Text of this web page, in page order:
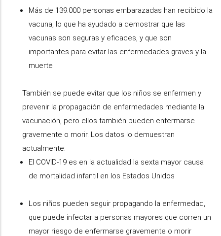
Más de 139.000 personas embarazadas han recibido la
vacuna, lo que ha ayudado a demostrar que las
vacunas son seguras y eficaces, y que son
importantes para evitar las enfermedades graves y la
muerte
También se puede evitar que los niños se enfermen y
prevenir la propagación de enfermedades mediante la
vacunación, pero ellos también pueden enfermarse
gravemente o morir. Los datos lo demuestran
actualmente:
El COVID-19 es en la actualidad la sexta mayor causa
de mortalidad infantil en los Estados Unidos
Los niños pueden seguir propagando la enfermedad,
que puede infectar a personas mayores que corren un
mayor riesgo de enfermarse gravemente o morir